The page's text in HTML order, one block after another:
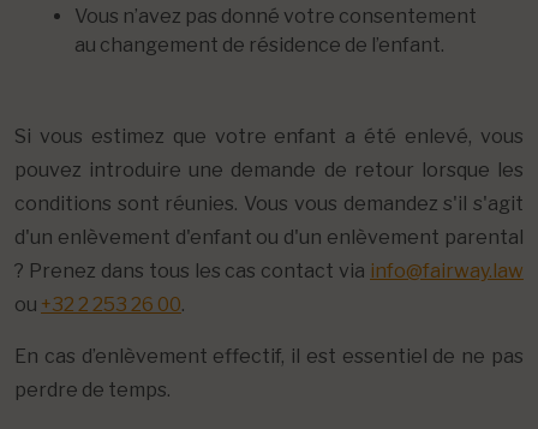
Vous n’avez pas donné votre consentement
au changement de résidence de l’enfant.
Si vous estimez que votre enfant a été enlevé, vous
pouvez introduire une demande de retour lorsque les
conditions sont réunies. Vous vous demandez s'il s'agit
d'un enlèvement d'enfant ou d'un enlèvement parental
? Prenez dans tous les cas contact via info@fairway.law
ou +32 2 253 26 00.
En cas d’enlèvement effectif, il est essentiel de ne pas
perdre de temps.